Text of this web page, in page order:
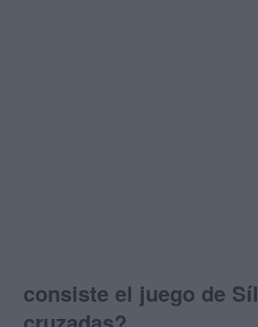
consiste el juego de